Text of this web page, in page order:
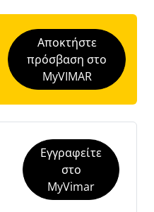
Αποκτήστε
πρόσβαση στο
MyVIMAR
Εγγραφείτε
στο
MyVimar